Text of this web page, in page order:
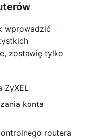
wprowadzić
zostawię tylko
ZyXEL
konta
routera